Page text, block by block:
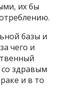
их бы
базы и
чего и
здравым
и в то